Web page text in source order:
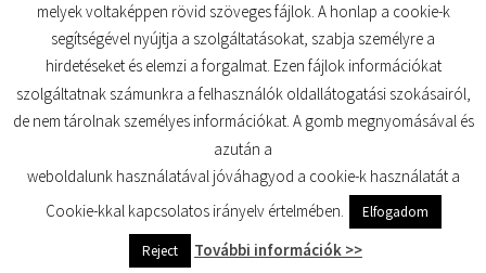
© TUDATKULCS 2026
melyek voltaképpen rövid szöveges fájlok. A honlap a cookie-k
segítségével nyújtja a szolgáltatásokat, szabja személyre a
hirdetéseket és elemzi a forgalmat. Ezen fájlok információkat
szolgáltatnak számunkra a felhasználók oldallátogatási szokásairól,
de nem tárolnak személyes információkat. A gomb megnyomásával és
azután a
weboldalunk használatával jóváhagyod a cookie-k használatát a
Cookie-kkal kapcsolatos irányelv értelmében.
Elfogadom
Reject További információk >>